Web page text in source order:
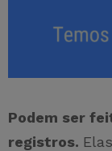
Podem ser
registros.